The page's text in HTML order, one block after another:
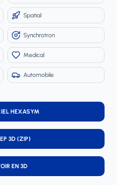
Spatial
Synchrotron
Medical
Automobile
HEXASYM
3D (ZIP)
EN 3D